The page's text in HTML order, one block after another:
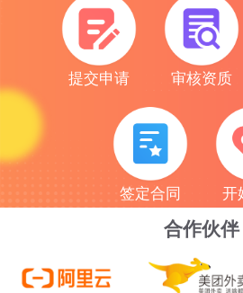
提交申请 审核资质
签定合同 开
合作伙伴